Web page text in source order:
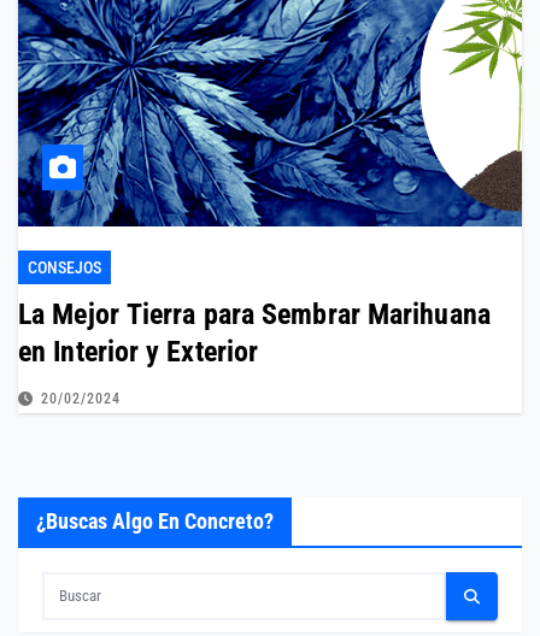
CONSEJOS
La Mejor Tierra para Sembrar Marihuana
en Interior y Exterior
20/02/2024
¿Buscas Algo En Concreto?